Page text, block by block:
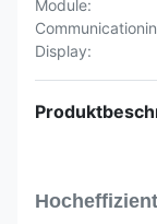
Module:
Display: